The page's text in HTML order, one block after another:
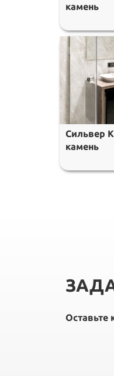
камень
Сильвер
камень
Оставьте